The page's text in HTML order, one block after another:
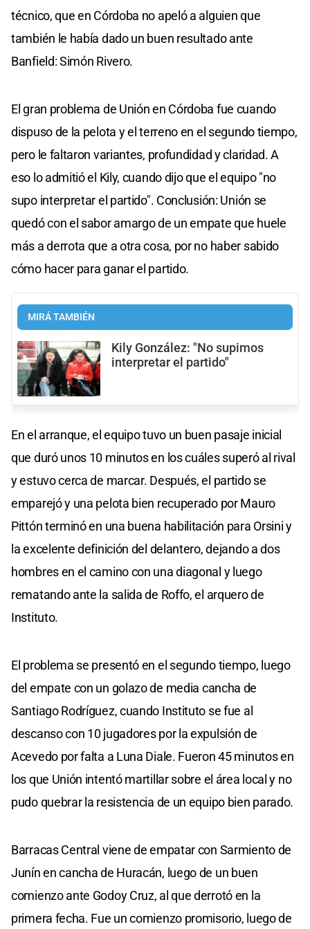
técnico, que en Córdoba no apeló a alguien que
también le había dado un buen resultado ante
Banfield: Simón Rivero.
El gran problema de Unión en Córdoba fue cuando
dispuso de la pelota y el terreno en el segundo tiempo,
pero le faltaron variantes, profundidad y claridad. A
eso lo admitió el Kily, cuando dijo que el equipo "no
supo interpretar el partido". Conclusión: Unión se
quedó con el sabor amargo de un empate que huele
más a derrota que a otra cosa, por no haber sabido
cómo hacer para ganar el partido.
MIRÁ TAMBIÉN
Kily González: "No supimos
interpretar el partido"
En el arranque, el equipo tuvo un buen pasaje inicial
que duró unos 10 minutos en los cuáles superó al rival
y estuvo cerca de marcar. Después, el partido se
emparejó y una pelota bien recuperado por Mauro
Pittón terminó en una buena habilitación para Orsini y
la excelente definición del delantero, dejando a dos
hombres en el camino con una diagonal y luego
rematando ante la salida de Roffo, el arquero de
Instituto.
El problema se presentó en el segundo tiempo, luego
del empate con un golazo de media cancha de
Santiago Rodríguez, cuando Instituto se fue al
descanso con 10 jugadores por la expulsión de
Acevedo por falta a Luna Diale. Fueron 45 minutos en
los que Unión intentó martillar sobre el área local y no
pudo quebrar la resistencia de un equipo bien parado.
Barracas Central viene de empatar con Sarmiento de
Junín en cancha de Huracán, luego de un buen
comienzo ante Godoy Cruz, al que derrotó en la
primera fecha. Fue un comienzo promisorio, luego de